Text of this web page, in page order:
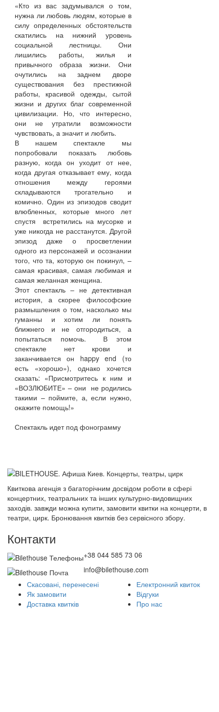
«Кто из вас задумывался о том,
нужна ли любовь людям, которые в
силу определенных обстоятельств
скатились на нижний уровень
социальной лестницы. Они
лишились работы, жилья и
привычного образа жизни. Они
очутились на заднем дворе
существования без престижной
работы, красивой одежды, сытой
жизни и других благ современной
цивилизации. Но, что интересно,
они не утратили возможности
чувствовать, а значит и любить.
В нашем спектакле мы
попробовали показать любовь
разную, когда он уходит от нее,
когда другая отказывает ему, когда
отношения между героями
складываются трогательно и
комично. Один из эпизодов сводит
влюбленных, которые много лет
спустя встретились на мусорке и
уже никогда не расстанутся. Другой
эпизод даже о просветлении
одного из персонажей и осознании
того, что та, которую он покинул, –
самая красивая, самая любимая и
самая желанная женщина.
Этот спектакль – не детективная
история, а скорее философские
размышления о том, насколько мы
гуманны и хотим ли понять
ближнего и не отгородиться, а
попытаться помочь. В этом
спектакле нет крови и
заканчивается он happy end (то
есть «хорошо»), однако хочется
сказать: «Присмотритесь к ним и
«ВОЗЛЮБИТЕ» – они не родились
такими – поймите, а, если нужно,
окажите помощь!»
Спектакль идет под фонограмму
Квиткова агенція з багаторічним досвідом роботи в сфері
концертних, театральних та інших культурно-видовищних
заходів. завжди можна купити, замовити квитки на концерти, в
театри, цирк. Бронювання квитків без сервісного збору.
Контакти
+38 044 585 73 06
info@bilethouse.com
Скасовані, перенесені
Як замовити
Доставка квитків
Електронний квиток
Відгуки
Про нас